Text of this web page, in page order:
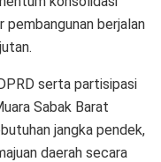
pembangunan berjalan
serta partisipasi
Sabak Barat
jangka pendek,
daerah secara